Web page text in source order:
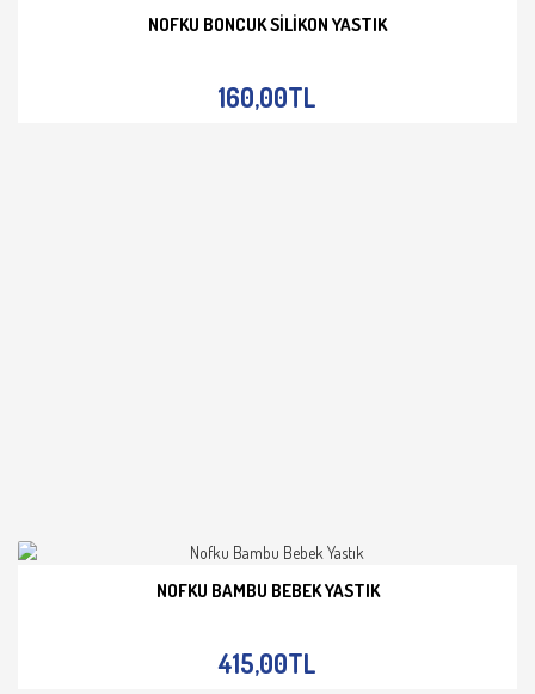
NOFKU BONCUK SILIKON YASTIK
160,00TL
NOFKU BAMBU BEBEK YASTIK
415,00TL